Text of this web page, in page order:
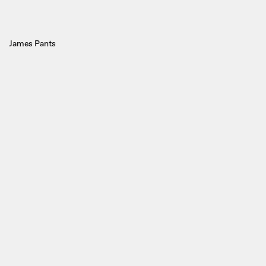
James Pants